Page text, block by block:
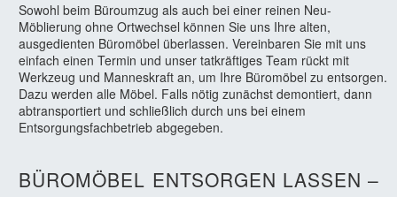
Sowohl beim Büroumzug als auch bei einer reinen Neu-
Möblierung ohne Ortwechsel können Sie uns Ihre alten,
ausgedienten Büromöbel überlassen. Vereinbaren Sie mit uns
einfach einen Termin und unser tatkräftiges Team rückt mit
Werkzeug und Manneskraft an, um Ihre Büromöbel zu entsorgen.
Dazu werden alle Möbel. Falls nötig zunächst demontiert, dann
abtransportiert und schließlich durch uns bei einem
Entsorgungsfachbetrieb abgegeben.
BÜROMÖBEL ENTSORGEN LASSEN –